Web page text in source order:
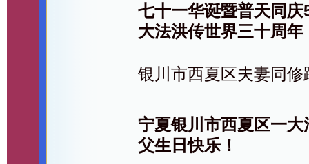
七十一华诞暨普天同
大法洪传世界三十周年
银川市西夏区夫妻同修
宁夏银川市西夏区一
父生日快乐！